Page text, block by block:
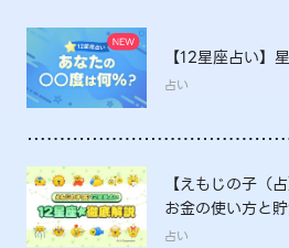
【12星座占い】
占い
【えもじの子（
お金の使い方と
底解説
占い